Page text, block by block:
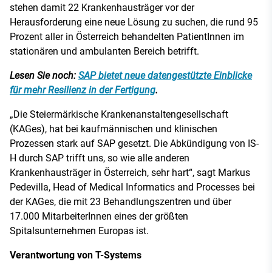
stehen damit 22 Krankenhausträger vor der
Herausforderung eine neue Lösung zu suchen, die rund 95
Prozent aller in Österreich behandelten PatientInnen im
stationären und ambulanten Bereich betrifft.
Lesen Sie noch: SAP bietet neue datengestützte Einblicke
für mehr Resilienz in der Fertigung.
„Die Steiermärkische Krankenanstaltengesellschaft
(KAGes), hat bei kaufmännischen und klinischen
Prozessen stark auf SAP gesetzt. Die Abkündigung von IS-
H durch SAP trifft uns, so wie alle anderen
Krankenhausträger in Österreich, sehr hart“, sagt Markus
Pedevilla, Head of Medical Informatics and Processes bei
der KAGes, die mit 23 Behandlungszentren und über
17.000 MitarbeiterInnen eines der größten
Spitalsunternehmen Europas ist.
Verantwortung von T-Systems